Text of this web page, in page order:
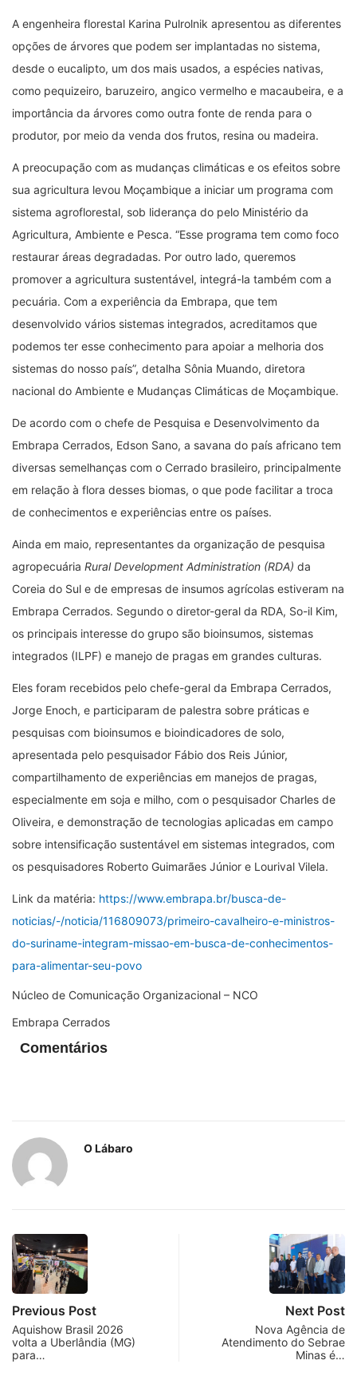
A engenheira florestal Karina Pulrolnik apresentou as diferentes
opções de árvores que podem ser implantadas no sistema,
desde o eucalipto, um dos mais usados, a espécies nativas,
como pequizeiro, baruzeiro, angico vermelho e macaubeira, e a
importância da árvores como outra fonte de renda para o
produtor, por meio da venda dos frutos, resina ou madeira.
A preocupação com as mudanças climáticas e os efeitos sobre
sua agricultura levou Moçambique a iniciar um programa com
sistema agroflorestal, sob liderança do pelo Ministério da
Agricultura, Ambiente e Pesca. “Esse programa tem como foco
restaurar áreas degradadas. Por outro lado, queremos
promover a agricultura sustentável, integrá-la também com a
pecuária. Com a experiência da Embrapa, que tem
desenvolvido vários sistemas integrados, acreditamos que
podemos ter esse conhecimento para apoiar a melhoria dos
sistemas do nosso país”, detalha Sônia Muando, diretora
nacional do Ambiente e Mudanças Climáticas de Moçambique.
De acordo com o chefe de Pesquisa e Desenvolvimento da
Embrapa Cerrados, Edson Sano, a savana do país africano tem
diversas semelhanças com o Cerrado brasileiro, principalmente
em relação à flora desses biomas, o que pode facilitar a troca
de conhecimentos e experiências entre os países.
Ainda em maio, representantes da organização de pesquisa
agropecuária Rural Development Administration (RDA) da
Coreia do Sul e de empresas de insumos agrícolas estiveram na
Embrapa Cerrados. Segundo o diretor-geral da RDA, So-il Kim,
os principais interesse do grupo são bioinsumos, sistemas
integrados (ILPF) e manejo de pragas em grandes culturas.
Eles foram recebidos pelo chefe-geral da Embrapa Cerrados,
Jorge Enoch, e participaram de palestra sobre práticas e
pesquisas com bioinsumos e bioindicadores de solo,
apresentada pelo pesquisador Fábio dos Reis Júnior,
compartilhamento de experiências em manejos de pragas,
especialmente em soja e milho, com o pesquisador Charles de
Oliveira, e demonstração de tecnologias aplicadas em campo
sobre intensificação sustentável em sistemas integrados, com
os pesquisadores Roberto Guimarães Júnior e Lourival Vilela.
Link da matéria: https://www.embrapa.br/busca-de-
noticias/-/noticia/116809073/primeiro-cavalheiro-e-ministros-
do-suriname-integram-missao-em-busca-de-conhecimentos-
para-alimentar-seu-povo
Núcleo de Comunicação Organizacional – NCO
Embrapa Cerrados
Comentários
O Lábaro
Previous Post
Aquishow Brasil 2026
volta a Uberlândia (MG)
para…
Next Post
Nova Agência de
Atendimento do Sebrae
Minas é…